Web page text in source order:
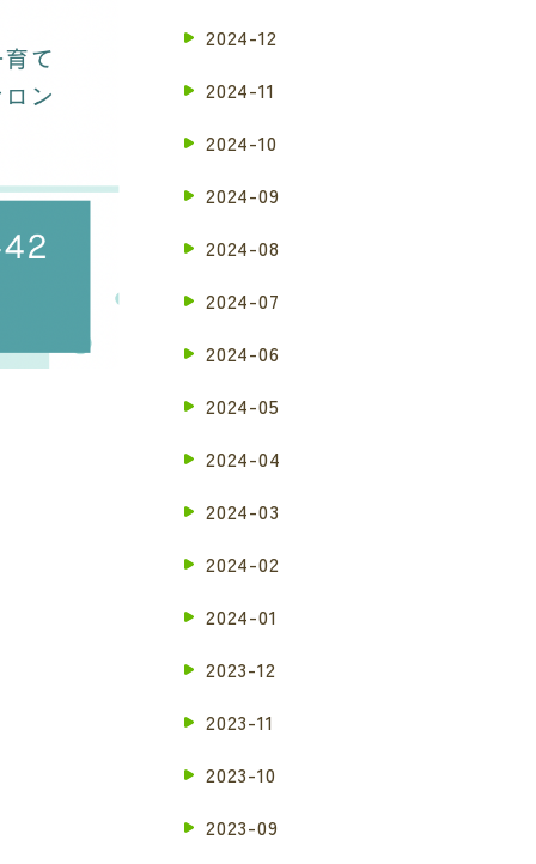
2024-12
2024-11
2024-10
2024-09
2024-08
2024-07
2024-06
2024-05
2024-04
2024-03
2024-02
2024-01
2023-12
2023-11
2023-10
2023-09